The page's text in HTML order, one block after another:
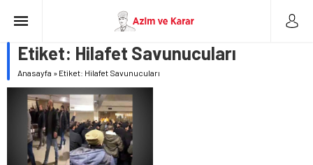
Etiket: Hilafet Savunucuları
Anasayfa » Etiket: Hilafet Savunucuları